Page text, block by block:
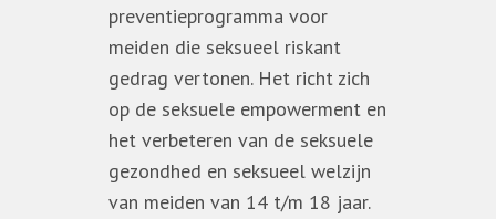
preventieprogramma voor
meiden die seksueel riskant
gedrag vertonen. Het richt zich
op de seksuele empowerment en
het verbeteren van de seksuele
gezondhed en seksueel welzijn
van meiden van 14 t/m 18 jaar.